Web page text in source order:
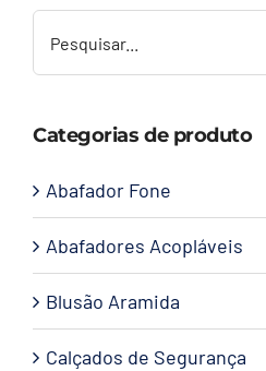
Categorias de produto
Abafador Fone
Abafadores Acopláveis
Blusão Aramida
Calçados de Segurança